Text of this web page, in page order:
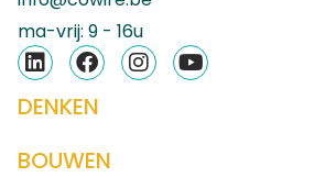
ma-vrij: 9 - 16u
DENKEN
BOUWEN